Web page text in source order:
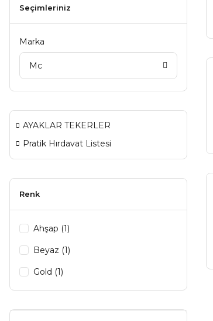
Seçimleriniz
Marka
Mc
AYAKLAR TEKERLER
Pratik Hırdavat Listesi
Renk
Ahşap (1)
Beyaz (1)
Gold (1)